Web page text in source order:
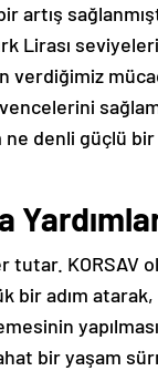
artış
Lirası
verdiğimiz
denli güçlü
KORSAV
bir adım
bir yaşam